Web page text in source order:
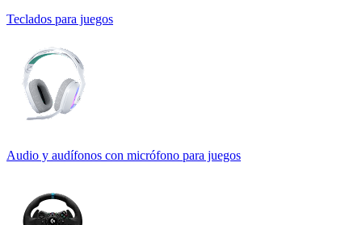
Teclados para juegos
Audio y audífonos con micrófono para juegos